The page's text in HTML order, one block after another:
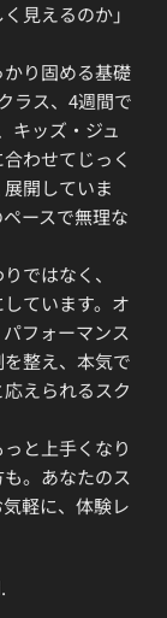
見えるのか」
り固める基礎
ラス、4週間で
キッズ・ジュ
わせてじっく
開していま
ースで無理な
ではなく、
ています。オ
フォーマンス
整え、本気で
えられるスク
と上手くなり
。あなたのス
軽に、体験レ